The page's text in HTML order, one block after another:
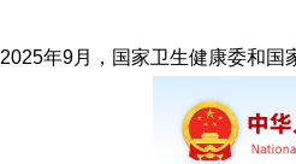
2025年9月，国家卫生健康委和国